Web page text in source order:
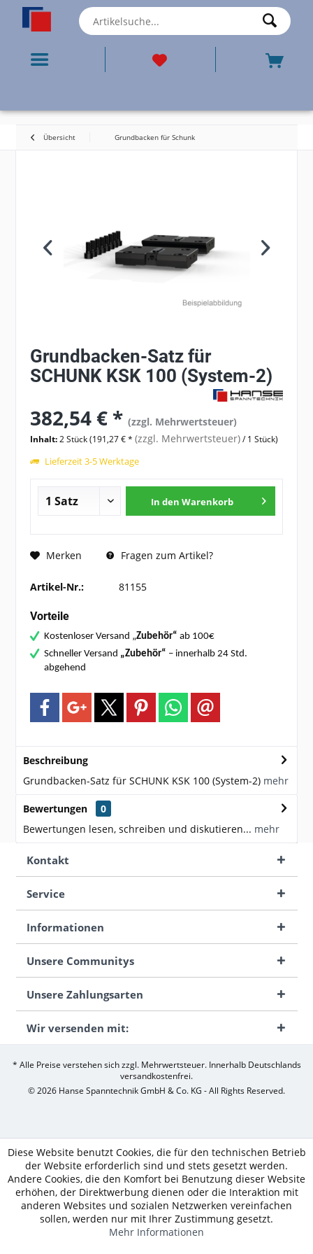
Übersicht Grundbacken für Schunk
Grundbacken-Satz für
SCHUNK KSK 100 (System-2)
382,54 € *(zzgl. Mehrwertsteuer)
Inhalt:2 Stück (191,27 € *(zzgl. Mehrwertsteuer)/ 1 Stück)
Lieferzeit 3-5 Werktage
In den Warenkorb
Merken Fragen zum Artikel?
Artikel-Nr.: 81155
Vorteile
Kostenloser Versand „Zubehör“ ab 100€
Schneller Versand „Zubehör“ – innerhalb 24 Std.
abgehend
Beschreibung
Grundbacken-Satz für SCHUNK KSK 100 (System-2) mehr
Bewertungen
0
Bewertungen lesen, schreiben und diskutieren... mehr
Kontakt
Service
Informationen
Unsere Communitys
Unsere Zahlungsarten
Wir versenden mit:
* Alle Preise verstehen sich zzgl. Mehrwertsteuer. Innerhalb Deutschlands
versandkostenfrei.
© 2026 Hanse Spanntechnik GmbH & Co. KG - All Rights Reserved.
Diese Website benutzt Cookies, die für den technischen Betrieb
der Website erforderlich sind und stets gesetzt werden.
Andere Cookies, die den Komfort bei Benutzung dieser Website
erhöhen, der Direktwerbung dienen oder die Interaktion mit
anderen Websites und sozialen Netzwerken vereinfachen
sollen, werden nur mit Ihrer Zustimmung gesetzt.
Mehr Informationen